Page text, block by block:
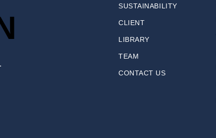
SUSTAINABILITY
CLIENT
LIBRARY
TEAM
CONTACT US